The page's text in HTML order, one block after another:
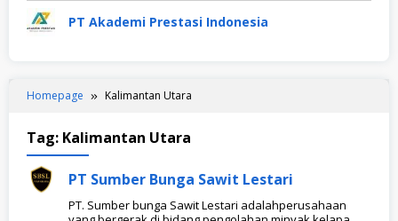
PT Akademi Prestasi Indonesia
Homepage Kalimantan Utara
Tag: Kalimantan Utara
PT Sumber Bunga Sawit Lestari
PT. Sumber bunga Sawit Lestari adalahperusahaan